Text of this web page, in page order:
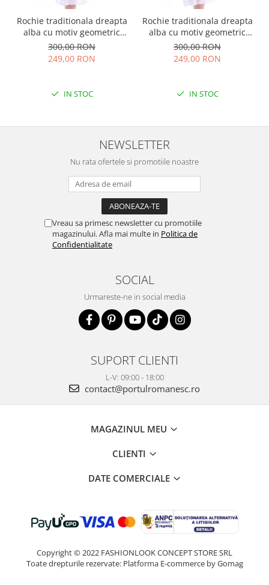
Rochie traditionala dreapta
alba cu motiv geometric
albastru Tania
300,00 RON
249,00 RON
IN STOC
Rochie traditionala dreapta
alba cu motiv geometric
rosu Doina
300,00 RON
249,00 RON
IN STOC
NEWSLETTER
Nu rata ofertele si promotiile noastre
Vreau sa primesc newsletter cu promotiile
magazinului. Afla mai multe in Politica de
Confidentialitate
SOCIAL
Urmareste-ne in social media
SUPORT CLIENTI
L-V: 09:00 - 18:00
contact@portulromanesc.ro
MAGAZINUL MEU
CLIENTI
DATE COMERCIALE
Copyright © 2022 FASHIONLOOK CONCEPT STORE SRL
Toate drepturile rezervate: Platforma E-commerce by Gomag